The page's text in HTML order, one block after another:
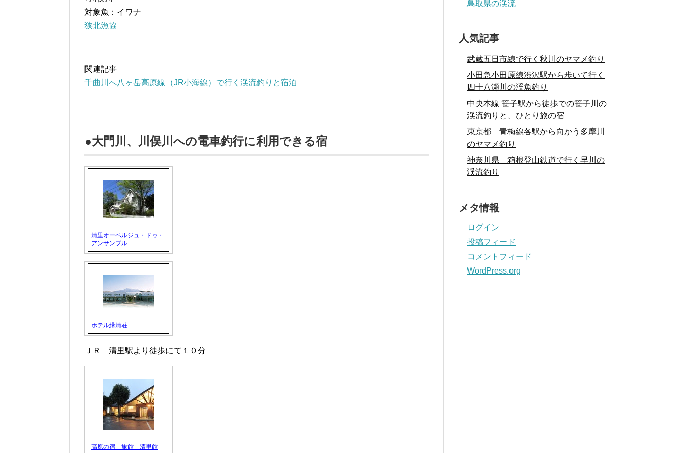
対象魚：イワナ
狭北漁協
関連記事
千曲川へ八ヶ岳高原線（JR小海線）で行く渓流釣りと宿泊
●大門川、川俣川への電車釣行に利用できる宿
清里オーベルジュ・ドゥ・
アンサンブル
ホテル緑清荘
ＪＲ 清里駅より徒歩にて１０分
高原の宿 旅館 清里館
鳥取県の渓流
人気記事
武蔵五日市線で行く秋川のヤマメ釣り
小田急小田原線渋沢駅から歩いて行く
四十八瀬川の渓魚釣り
中央本線 笹子駅から徒歩での笹子川の
渓流釣りと、ひとり旅の宿
東京都 青梅線各駅から向かう多摩川
のヤマメ釣り
神奈川県 箱根登山鉄道で行く早川の
渓流釣り
メタ情報
ログイン
投稿フィード
コメントフィード
WordPress.org